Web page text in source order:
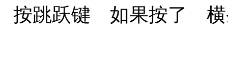
按跳跃键 如果按了